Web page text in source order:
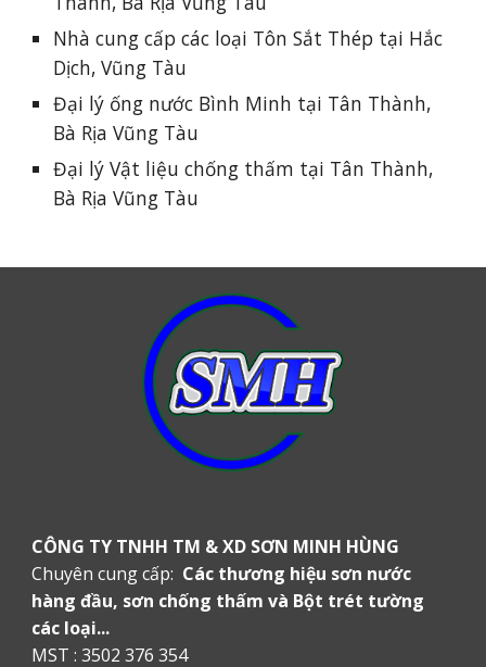
Nhà cung cấp các loại Tôn Sắt Thép tại Hắc
Dịch, Vũng Tàu
Đại lý ống nước Bình Minh tại Tân Thành,
Bà Rịa Vũng Tàu
Đại lý Vật liệu chống thấm tại Tân Thành,
Bà Rịa Vũng Tàu
CÔNG TY TNHH TM & XD SƠN MINH HÙNG
Chuyên cung cấp: Các thương hiệu sơn nước
hàng đầu, sơn chống thấm và Bột trét tường
các loại...
MST : 3502 376 354